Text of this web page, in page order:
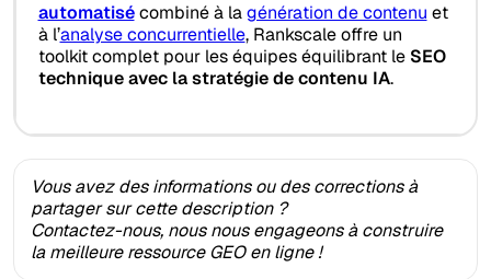
automatisécombiné à lagénération de contenu et
à l’analyse concurrentielle, Rankscale offre un
toolkit complet pour les équipes équilibrant le SEO
technique avec la stratégie de contenu IA.
Vous avez des informations ou des corrections à
partager sur cette description ?
Contactez-nous, nous nous engageons à construire
la meilleure ressource GEO en ligne !